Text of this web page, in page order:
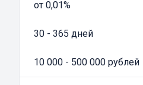
от 0,01%
30 - 365 дней
10 000 - 500 000 рублей